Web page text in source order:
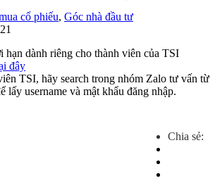
cổ phiếu, Góc nhà đầu tư
dành riêng cho thành viên của TSI
đây
TSI, hãy search trong nhóm Zalo tư vấn từ
lấy username và mật khẩu đăng nhập.
Chia sẻ: